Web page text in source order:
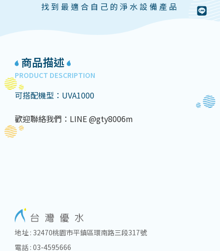
找到最適合自己的淨水設備產品
商品描述
PRODUCT DESCRIPTION
可搭配機型：UVA1000
歡迎聯絡我們：LINE @gty8006m
地址 : 32470桃園市平鎮區環南路三段317號
電話 : 03-4595666